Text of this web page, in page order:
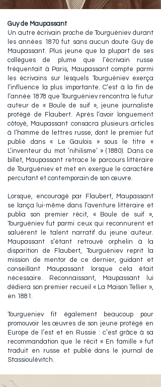
Guy de Maupassant
Un autre écrivain proche de Tourguéniev durant
les années 1870 fut sans aucun doute Guy de
Maupassant. Plus jeune que la plupart de ses
collègues de plume que l’écrivain russe
fréquentait à Paris, Maupassant compte parmi
les écrivains sur lesquels Tourguéniev exerça
l’influence la plus importante. C’est à la fin de
l’année 1878 que Tourguéniev rencontra le futur
auteur de « Boule de suif », jeune journaliste
protégé de Flaubert. Après l’avoir longuement
côtoyé, Maupassant consacra plusieurs articles
à l’homme de lettres russe, dont le premier fut
publié dans « Le Gaulois » sous le titre «
L’inventeur du mot ’nihilisme’ » (1880). Dans ce
billet, Maupassant retrace le parcours littéraire
de Tourguéniev et met en exergue le caractère
percutant et contemporain de son œuvre.
Lorsque, encouragé par Flaubert, Maupassant
se lança lui-même dans l’aventure littéraire et
publia son premier récit, « Boule de suif »,
Tourguéniev fut parmi ceux qui reconnurent et
saluèrent le talent narratif du jeune auteur.
Maupassant s’étant retrouvé orphelin à la
disparition de Flaubert, Tourguéniev reprit la
mission de mentor de ce dernier, guidant et
conseillant Maupassant lorsque cela était
nécessaire. Reconnaissant, Maupassant lui
dédiera son premier recueil « La Maison Tellier »,
en 1881.
Tourgueniev fit également beaucoup pour
promouvoir les œuvres de son jeune protégé en
Europe de l’est et en Russie : c’est grâce à sa
recommandation que le récit « En famille » fut
traduit en russe et publié dans le journal de
Stassioulévitch.